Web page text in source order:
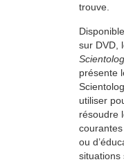
trouve.
sur DVD,
présente
utiliser
résoudre
ou
situations